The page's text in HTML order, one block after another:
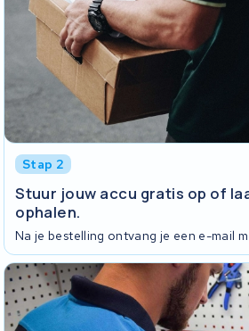
Stap 2
Stuur jouw accu gratis op of
ophalen.
Na je bestelling ontvang je een e-mail